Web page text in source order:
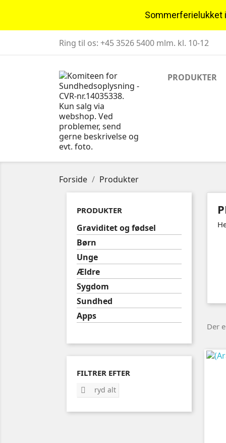
Sommerferielukket
Ring til os: +45 3526 5400 mlm. kl. 10-12
PRODUKTER
Forside Produkter
PRODUKTER
Graviditet og fødsel
Børn
Unge
Ældre
Sygdom
Sundhed
Apps
FILTRER EFTER
 ryd alt
Der